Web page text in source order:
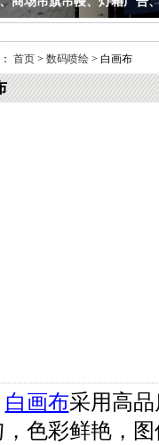
首页 > 数码喷绘> 白画布
白画布采用高
，色彩鲜艳，